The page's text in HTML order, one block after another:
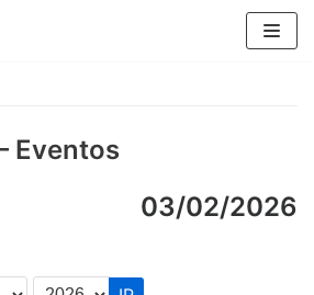
Eventos
03/02/2026